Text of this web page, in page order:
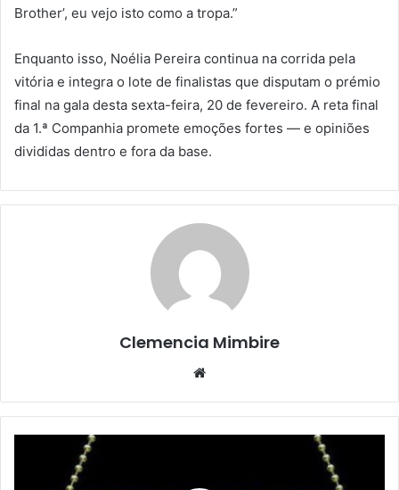
Brother’, eu vejo isto como a tropa.”
Enquanto isso, Noélia Pereira continua na corrida pela
vitória e integra o lote de finalistas que disputam o prémio
final na gala desta sexta-feira, 20 de fevereiro. A reta final
da 1.ª Companhia promete emoções fortes — e opiniões
divididas dentro e fora da base.
Clemencia Mimbire
Website